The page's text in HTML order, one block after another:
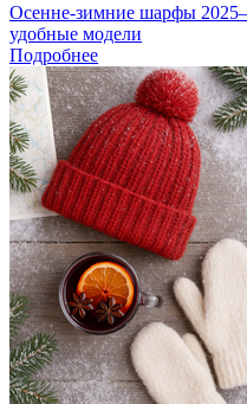
Осенне-зимние шарфы
удобные модели
Подробнее